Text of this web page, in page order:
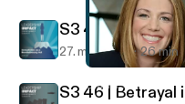
Leadership Impact
S3 47 |
27. mai 2020 26 min
S3 46 | Betrayal